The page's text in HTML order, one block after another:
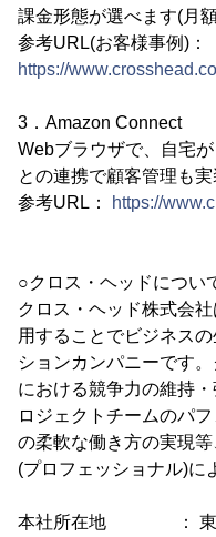
課金形態が選べます(月
参考URL(お客様事例)：
https://
3．Amazon Connect
Webブラウザで、自宅
との連携で顧客管理も実
参考URL：
https://
○クロス・ヘッドについ
クロス・ヘッド株式会
用することでビジネス
ションカンパニーです
における競争力の維持
ロジェクトチームのパ
の柔軟な働き方の実現
(プロフェッショナル)に
本社所在地 ： 東京